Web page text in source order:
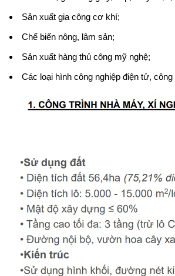
Sản xuất gia công cơ khí;
Chế biến nông, lâm sản;
Sản xuất hàng thủ công mỹ nghệ;
Các loại hình công nghiệp điện tử,